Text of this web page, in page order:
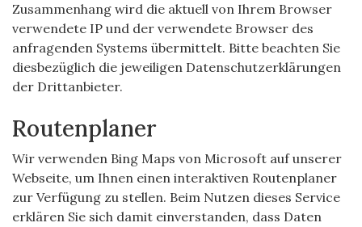
Zusammenhang wird die aktuell von Ihrem Browser
verwendete IP und der verwendete Browser des
anfragenden Systems übermittelt. Bitte beachten Sie
diesbezüglich die jeweiligen Datenschutzerklärungen
der Drittanbieter.
Routenplaner
Wir verwenden Bing Maps von Microsoft auf unserer
Webseite, um Ihnen einen interaktiven Routenplaner
zur Verfügung zu stellen. Beim Nutzen dieses Service
erklären Sie sich damit einverstanden, dass Daten